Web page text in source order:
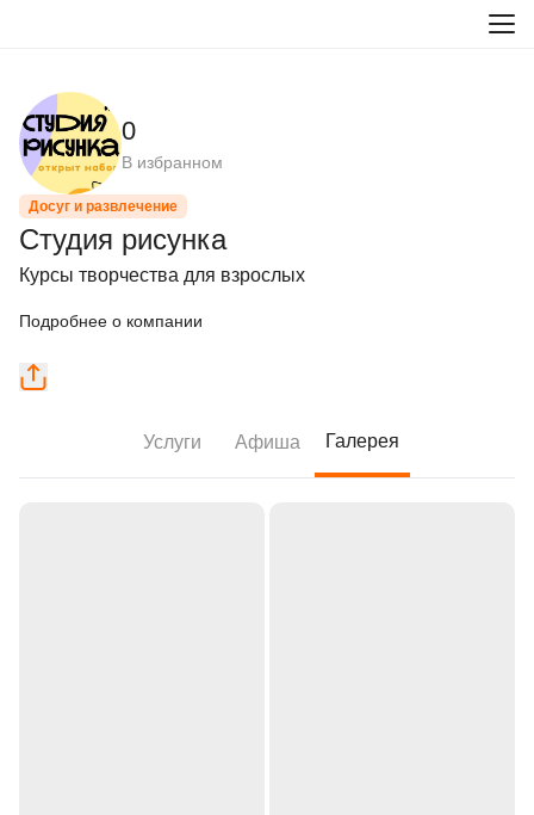
0
В избранном
Досуг и развлечение
Студия рисунка
Курсы творчества для взрослых
Подробнее о компании
Услуги Афиша Галерея